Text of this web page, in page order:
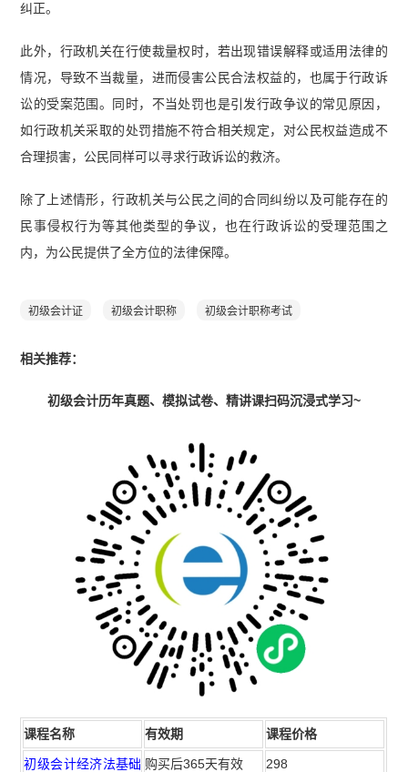
纠正。
此外，行政机关在行使裁量权时，若出现错误解释或适用法律的
情况，导致不当裁量，进而侵害公民合法权益的，也属于行政诉
讼的受案范围。同时，不当处罚也是引发行政争议的常见原因，
如行政机关采取的处罚措施不符合相关规定，对公民权益造成不
合理损害，公民同样可以寻求行政诉讼的救济。
除了上述情形，行政机关与公民之间的合同纠纷以及可能存在的
民事侵权行为等其他类型的争议，也在行政诉讼的受理范围之
内，为公民提供了全方位的法律保障。
初级会计证 初级会计职称 初级会计职称考试
相关推荐：
初级会计历年真题、模拟试卷、精讲课扫码沉浸式学习~
课程名称 有效期 课程价格
初级会计经济法基础 购买后365天有效 298